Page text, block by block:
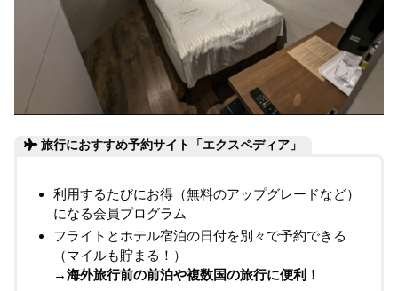
旅行におすすめ予約サイト「エクスペディア」
利用するたびにお得（無料のアップグレードなど）
になる会員プログラム
フライトとホテル宿泊の日付を別々で予約できる
（マイルも貯まる！）
→海外旅行前の前泊や複数国の旅行に便利！